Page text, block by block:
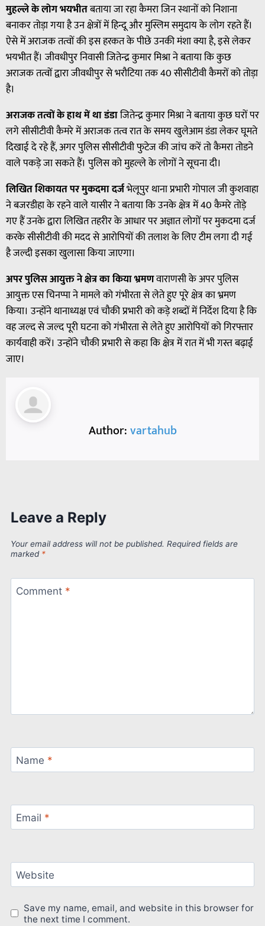
मुहल्ले के लोग भयभीतबताया जा रहा कैमरा जिन स्थानों को निशाना
बनाकर तोड़ा गया है उन क्षेत्रों में हिन्दू और मुस्लिम समुदाय के लोग रहते हैं।
ऐसे में अराजक तत्वों की इस हरकत के पीछे उनकी मंशा क्या है, इसे लेकर
भयभीत हैं। जीवधीपुर निवासी जितेन्द्र कुमार मिश्रा ने बताया कि कुछ
अराजक तत्वों द्वारा जीवधीपुर से भरौटिया तक 40 सीसीटीवी कैमरों को तोड़ा
है।
अराजक तत्वों के हाथ में था डंडाजितेन्द्र कुमार मिश्रा ने बताया कुछ घरों पर
लगे सीसीटीवी कैमरे में अराजक तत्व रात के समय खुलेआम डंडा लेकर घूमते
दिखाई दे रहे हैं, अगर पुलिस सीसीटीवी फुटेज की जांच करें तो कैमरा तोडने
वाले पकड़े जा सकते हैं। पुलिस को मुहल्ले के लोगों ने सूचना दी।
लिखित शिकायत पर मुकदमा दर्जभेलूपुर थाना प्रभारी गोपाल जी कुशवाहा
ने बजरडीहा के रहने वाले यासीर ने बताया कि उनके क्षेत्र में 40 कैमरे तोड़े
गए हैं उनके द्वारा लिखित तहरीर के आधार पर अज्ञात लोगों पर मुकदमा दर्ज
करके सीसीटीवी की मदद से आरोपियों की तलाश के लिए टीम लगा दी गई
है जल्दी इसका खुलासा किया जाएगा।
अपर पुलिस आयुक्त ने क्षेत्र का किया भ्रमणवाराणसी के अपर पुलिस
आयुक्त एस चिनप्पा ने मामले को गंभीरता से लेते हुए पूरे क्षेत्र का भ्रमण
किया। उन्होंने थानाध्यक्ष एवं चौकी प्रभारी को कड़े शब्दों में निर्देश दिया है कि
वह जल्द से जल्द पूरी घटना को गंभीरता से लेते हुए आरोपियों को गिरफ्तार
कार्यवाही करें। उन्होंने चौकी प्रभारी से कहा कि क्षेत्र में रात में भी गस्त बढ़ाई
जाए।
Author:vartahub
Leave a Reply
Your email address will not be published. Required fields are
marked *
Comment *
Name *
Email *
Website
Save my name, email, and website in this browser for
the next time I comment.